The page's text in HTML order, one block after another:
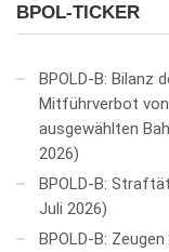
BPOL-TICKER
BPOLD-B: Bilanz
Mitführverbot
ausgewählten
2026
BPOLD-B:
Juli 2026
BPOLD-B: